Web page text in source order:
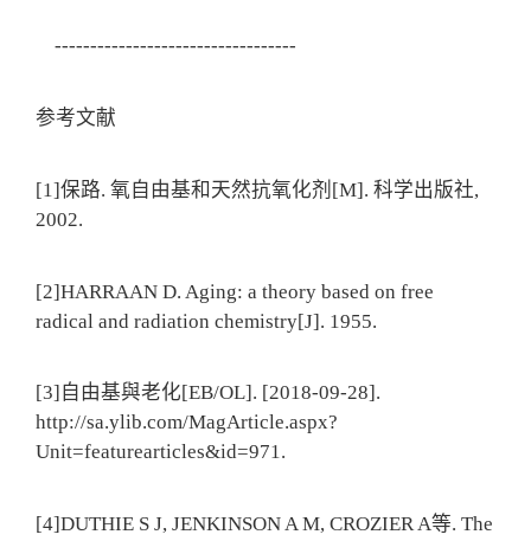
----------------------------------
参考文献
[1]保路. 氧自由基和天然抗氧化剂[M]. 科学出版社,
2002.
[2]HARRAAN D. Aging: a theory based on free
radical and radiation chemistry[J]. 1955.
[3]自由基與老化[EB/OL]. [2018-09-28].
http://sa.ylib.com/MagArticle.aspx?
Unit=featurearticles&id=971.
[4]DUTHIE S J, JENKINSON A M, CROZIER A等. The